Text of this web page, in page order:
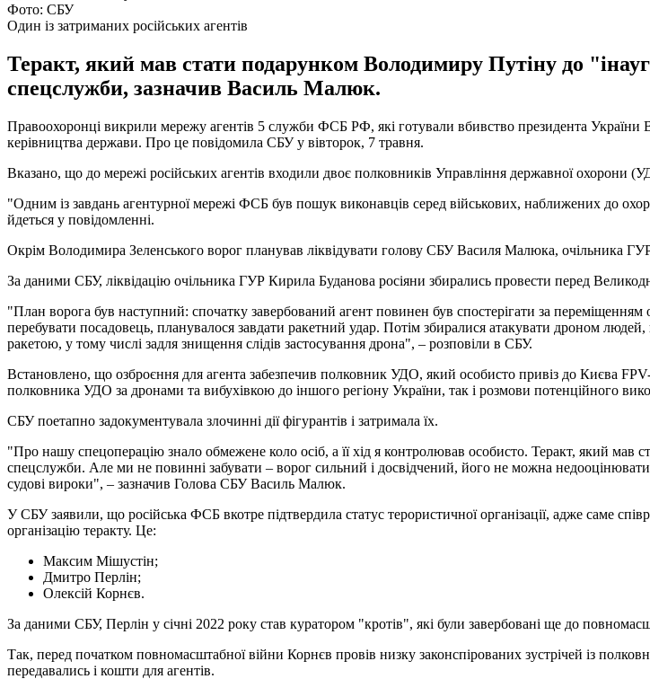
Фото: СБУ
Один із затриманих російських агентів
Теракт, який мав стати подарунком Володимиру Путіну до
спецслужби, зазначив Василь Малюк.
Правоохоронці викрили мережу агентів 5 служби ФСБ РФ, які готували вбивство президента України
керівництва держави. Про це повідомила СБУ у вівторок, 7 травня.
Вказано, що до мережі російських агентів входили двоє полковників Управління державної охорони
"Одним із завдань агентурної мережі ФСБ був пошук виконавців серед військових, наближених до
йдеться у повідомленні.
Окрім Володимира Зеленського ворог планував ліквідувати голову СБУ Василя Малюка, очільника
За даними СБУ, ліквідацію очільника ГУР Кирила Буданова росіяни збирались провести перед
"План ворога був наступний: спочатку завербований агент повинен був спостерігати за
перебувати посадовець, планувалося завдати ракетний удар. Потім збиралися атакувати дроном
ракетою, у тому числі задля знищення слідів застосування дрона", – розповіли в СБУ.
Встановлено, що озброєння для агента забезпечив полковник УДО, який особисто привіз до Києва
полковника УДО за дронами та вибухівкою до іншого регіону України, так і розмови потенційного
СБУ поетапно задокументувала злочинні дії фігурантів і затримала їх.
"Про нашу спецоперацію знало обмежене коло осіб, а її хід я контролював особисто. Теракт, який мав
спецслужби. Але ми не повинні забувати – ворог сильний і досвідчений, його не можна
судові вироки", – зазначив Голова СБУ Василь Малюк.
У СБУ заявили, що російська ФСБ вкотре підтвердила статус терористичної організації, адже саме
організацію теракту. Це:
Максим Мішустін;
Дмитро Перлін;
Олексій Корнєв.
За даними СБУ, Перлін у січні 2022 року став куратором "кротів", які були завербовані ще до
Так, перед початком повномасштабної війни Корнєв провів низку законспірованих зустрічей із
передавались і кошти для агентів.